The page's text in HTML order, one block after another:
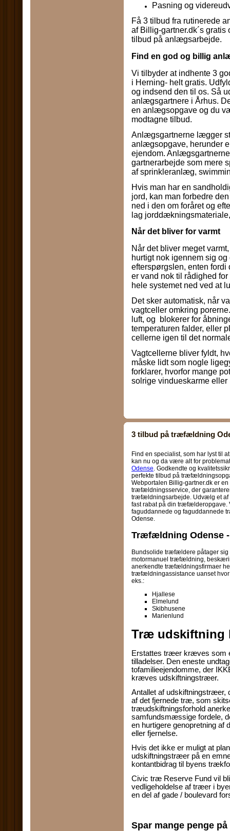
Pasning og
Få 3 tilbud fra rutinerede
af Billig-gartner.dk´s
tilbud på anlægsarbejde.
Find en god og billig
Vi tilbyder at indhente 3
i Herning- helt gratis.
og indsend den til os. Så
anlægsgartnere i Århus.
en anlægsopgave og du
modtagne tilbud.
Anlægsgartnerne lægger
anlægsopgave, herunder
ejendom.
gartnerarbejde som mere
af sprinkleranlæg,
Hvis man har en
jord, kan man forbedre
ned i den om foråret og
lag
Når det bliver for varmt
Når det bliver meget
hurtigt nok igennem sig
efterspørgslen, enten fordi
er vand nok til rådighed
hele systemet ned ved at
Det sker automatisk, når
vagtceller omkring
luft, og blokerer for
temperaturen falder, eller
cellerne igen til det
Vagtcellerne bliver fyldt,
måske lidt som nogle
forklarer, hvorfor mange
solrige vindueskarme
3 tilbud på træfældning
Find en specialist, som har lyst til
kan nu og da være alt for
Odense. Godkendte og
perfekte tilbud på
Webportalen Billig-gartner.dk er
træfældningsservice, der
træfældningsarbejde. Udvælg et af
fast rabat på din træfælderopgave.
faguddannede og faguddannede
Odense.
Træfældning Odense -
Bundsolide træfældere påtager
motormanuel træfældning,
anerkendte træfældningsfirmaer
træfældningassistance uanset
eks.:
Hjallese
Elmelund
Skibhusene
Marienlund
Træ udskiftning
Erstattes træer kræves som
tilladelser. Den eneste
tofamilieejendomme, der
kræves udskiftningstræer.
Antallet af
af ​​det fjernede træ, som
træudskiftningsforhold
samfundsmæssige fordele,
en hurtigere genopretning
eller fjernelse.
Hvis det ikke er muligt at
udskiftningstræer på en
kontantbidrag til byens
Civic træ Reserve Fund vil
vedligeholdelse af træer i
en del af gade / boulevard
Spar mange penge